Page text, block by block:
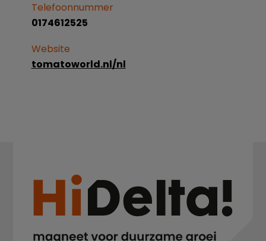
Telefoonnummer
0174612525
Website
tomatoworld.nl/nl